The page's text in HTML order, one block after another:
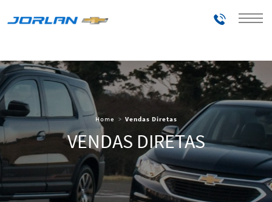
Telefones
Home Vendas Diretas
VENDAS DIRETAS